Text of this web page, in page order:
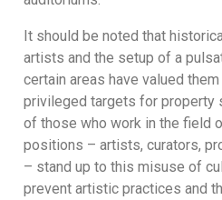
It should be noted that
artists and the setup of a
certain areas have valued
privileged targets for property
of those who work in the field
positions – artists, curators,
– stand up to this misuse of
prevent artistic practices and